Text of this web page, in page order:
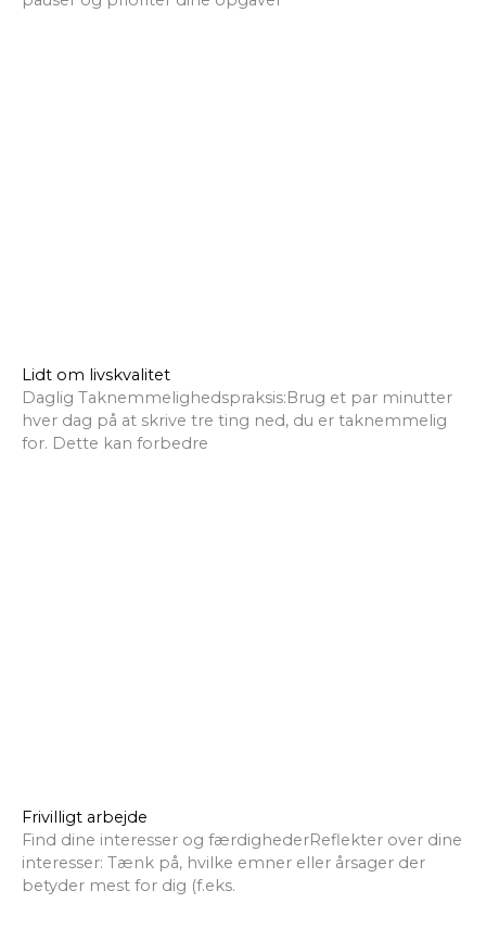
Lidt om livskvalitet
Daglig Taknemmelighedspraksis:Brug et par minutter
hver dag på at skrive tre ting ned, du er taknemmelig
for. Dette kan forbedre
Frivilligt arbejde
Find dine interesser og færdighederReflekter over dine
interesser: Tænk på, hvilke emner eller årsager der
betyder mest for dig (f.eks.